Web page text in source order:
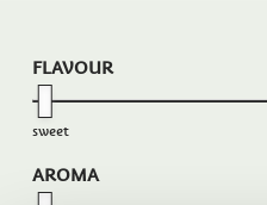
FLAVOUR
sweet
AROMA